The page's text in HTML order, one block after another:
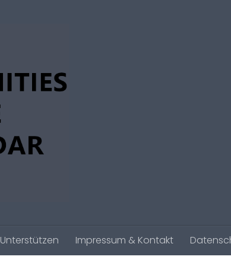
Unterstützen Impressum & Kontakt